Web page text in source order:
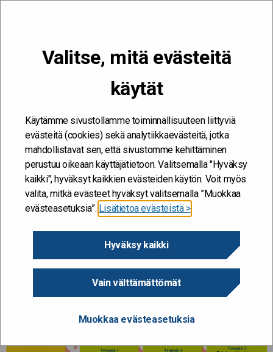
Valitse, mitä evästeitä
käytät
Käytämme sivustollamme toiminnallisuuteen liittyviä
evästeitä (cookies) sekä analytiikkaevästeitä, jotka
mahdollistavat sen, että sivustomme kehittäminen
perustuu oikeaan käyttäjätietoon. Valitsemalla "Hyväksy
kaikki", hyväksyt kaikkien evästeiden käytön. Voit myös
valita, mitkä evästeet hyväksyt valitsemalla ”Muokkaa
evästeasetuksia”. Lisätietoa evästeistä >
Hyväksy kaikki
Vain välttämättömät
Muokkaa evästeasetuksia
Kehitän ja kehityn #töissäSuomelle
Resilienssi/Opi jännitteistä
Työpajaprosessi
jännitteiden tarkasteluun
Resilienssiä vahvistetaan kehittämällä organisaation
toimintaan vaikuttavista pysyvistä jännitteistä. Tämä
kehittämisprosessi sisältää neljä vaihetta:
valmistelutyöpajan ja kolme varsinaista työpajaa.